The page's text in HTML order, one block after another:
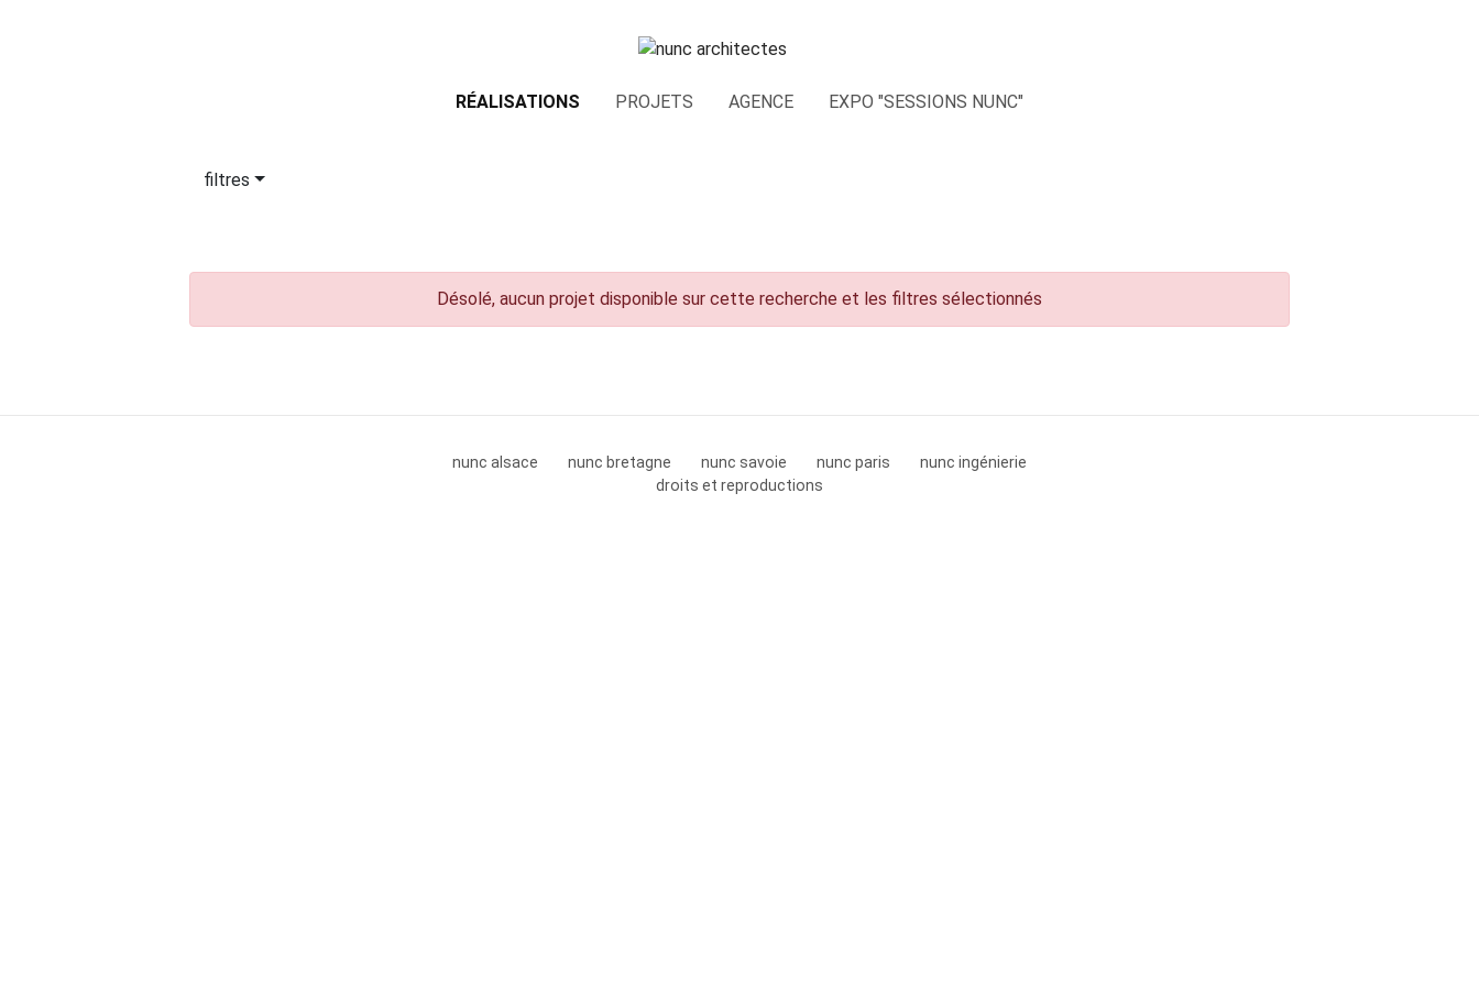
RÉALISATIONS PROJETS AGENCE EXPO "SESSIONS NUNC"
filtres
Désolé, aucun projet disponible sur cette recherche et les filtres sélectionnés
nunc alsace nunc bretagne nunc savoie nunc paris
nunc ingénierie
droits et reproductions